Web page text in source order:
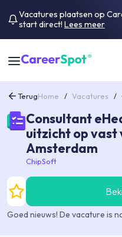
Vacatures plaatsen op
start direct! Lees meer
TerugHome / Vacatures /
Consultant
uitzicht op vast
Amsterdam
ChipSoft
Goed nieuws! De vacature is